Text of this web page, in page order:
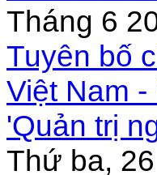
Tháng 6
Tuyên bố
Việt Nam
'Quản trị
Thứ ba,